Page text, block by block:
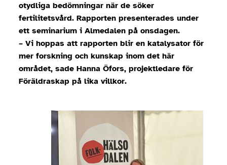
otydliga bedömningar när de söker
fertilitetsvård. Rapporten presenterades under
ett seminarium i Almedalen på onsdagen.
– Vi hoppas att rapporten blir en katalysator för
mer forskning och kunskap inom det här
området, sade Hanna Öfors, projektledare för
Föräldraskap på lika villkor.